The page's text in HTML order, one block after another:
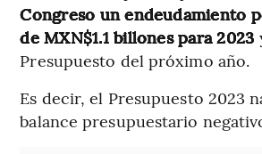
Congreso un endeudamiento
de MXN$1.1 billones para 2023
Presupuesto del próximo año.
Es decir, el Presupuesto 2023
balance presupuestario